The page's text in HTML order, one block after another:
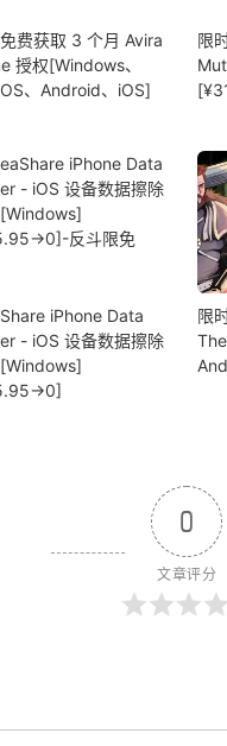
费获取 3 个月 Avira
授权[Windows、
、Android、iOS]
限
iPhone Data
- iOS 设备数据擦除
限
0
文章评分